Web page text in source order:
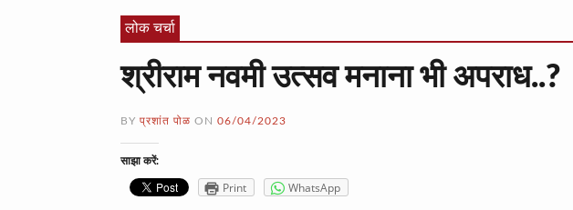
लोक चर्चा
श्रीराम नवमी उत्सव मनाना भी अपराध..?
BY प्रशांत पोळ ON 06/04/2023
साझा करें:
Print WhatsApp